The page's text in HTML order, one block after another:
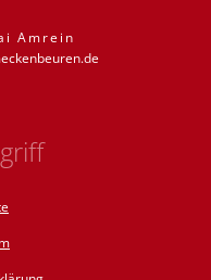
Amrein